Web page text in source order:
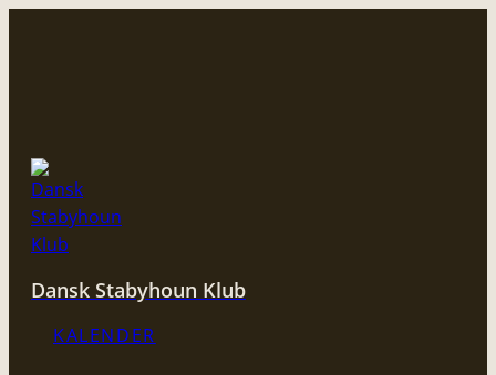
Dansk Stabyhoun Klub
KALENDER